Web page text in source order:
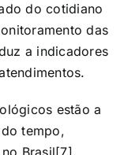
do cotidiano
das
a indicadores
estão a
tempo,